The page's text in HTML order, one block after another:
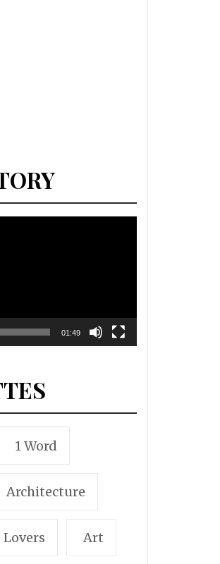
01:49
1 Word
Architecture
Art